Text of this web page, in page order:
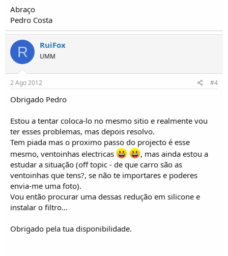
Abraço
Pedro Costa
R RuiFox
UMM
2 Ago 2012 #4
Obrigado Pedro
Estou a tentar coloca-lo no mesmo sitio e realmente vou
ter esses problemas, mas depois resolvo.
Tem piada mas o proximo passo do projecto é esse
mesmo, ventoinhas electricas
, mas ainda estou a
estudar a situação (off topic - de que carro são as
ventoinhas que tens?, se não te importares e poderes
envia-me uma foto).
Vou então procurar uma dessas redução em silicone e
instalar o filtro...
Obrigado pela tua disponibilidade.